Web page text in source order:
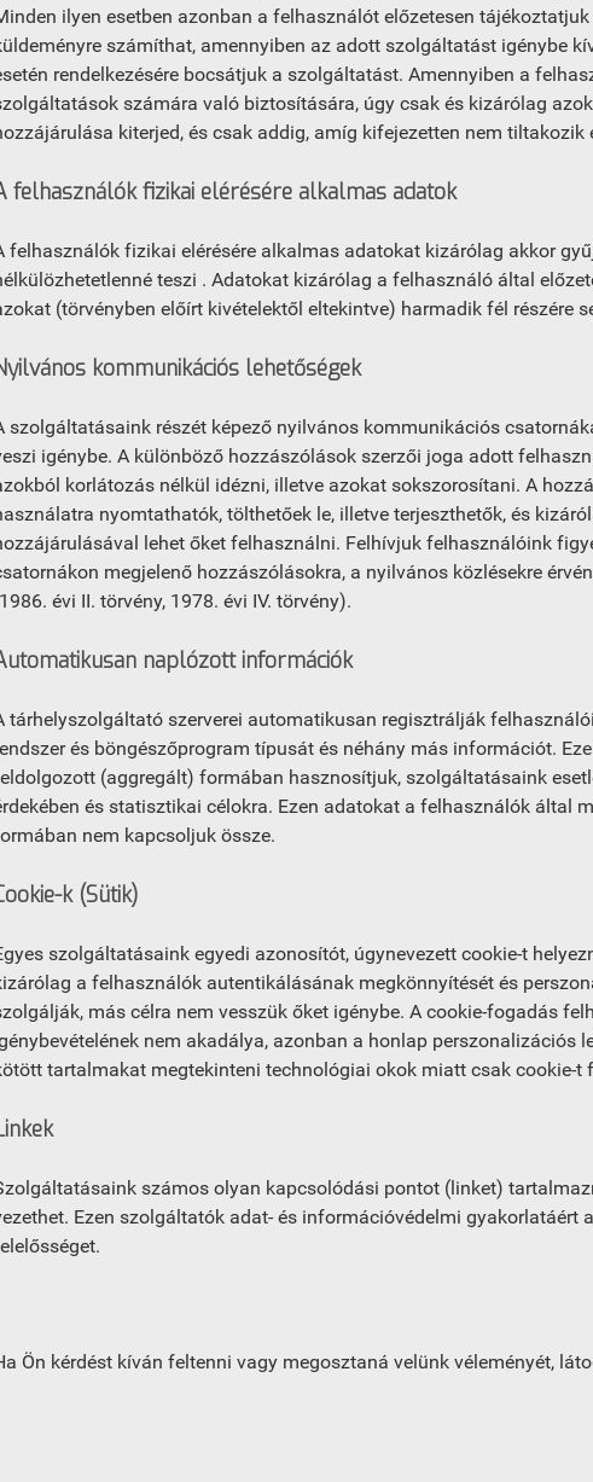
ilyen esetben azonban a felhasználót előzetesen
számíthat, amennyiben az adott szolgáltatást igénybe
rendelkezésére bocsátjuk a szolgáltatást. Amennyiben a
számára való biztosítására, úgy csak és kizárólag
kiterjed, és csak addig, amíg kifejezetten nem tiltakozik
felhasználók fizikai elérésére alkalmas adatok
felhasználók fizikai elérésére alkalmas adatokat kizárólag akkor
teszi . Adatokat kizárólag a felhasználó által
(törvényben előírt kivételektől eltekintve) harmadik fél részére
kommunikációs lehetőségek
szolgáltatásaink részét képező nyilvános kommunikációs
igénybe. A különböző hozzászólások szerzői joga adott
korlátozás nélkül idézni, illetve azokat sokszorosítani. A
nyomtathatók, tölthetőek le, illetve terjeszthetők, és
lehet őket felhasználni. Felhívjuk felhasználóink
megjelenő hozzászólásokra, a nyilvános közlésekre
évi II. törvény, 1978. évi IV. törvény).
naplózott információk
tárhelyszolgáltató szerverei automatikusan regisztrálják
és böngészőprogram típusát és néhány más információt.
(aggregált) formában hasznosítjuk, szolgáltatásaink
és statisztikai célokra. Ezen adatokat a felhasználók által
nem kapcsoljuk össze.
k (Sütik)
szolgáltatásaink egyedi azonosítót, úgynevezett cookie-t
a felhasználók autentikálásának megkönnyítését és
más célra nem vesszük őket igénybe. A cookie-fogadás
nem akadálya, azonban a honlap perszonalizációs
tartalmakat megtekinteni technológiai okok miatt csak cookie-t
számos olyan kapcsolódási pontot (linket)
Ezen szolgáltatók adat- és információvédelmi gyakorlatáért
Ön kérdést kíván feltenni vagy megosztaná velünk véleményét,